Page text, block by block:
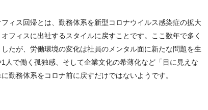
ィス回帰とは、勤務体系を新型コロナウイルス感染症の拡大
フィスに出社するスタイルに戻すことです。ここ数年で多く
たが、労働環境の変化は社員のメンタル面に新たな問題を生
1 人で働く孤独感、そして企業文化の希薄化など「目に見えな
勤務体系をコロナ前に戻すだけではないようです。